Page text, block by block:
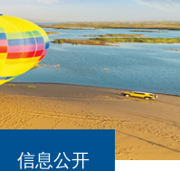
信息公开